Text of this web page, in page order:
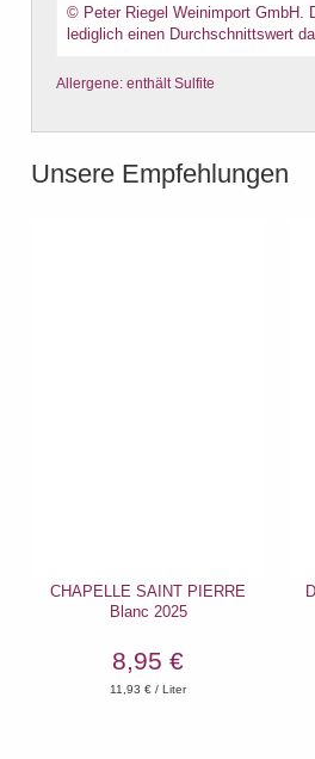
© Peter Riegel Weinimport GmbH.
lediglich einen Durchschnittswert
Allergene: enthält Sulfite
Unsere Empfehlungen
CHAPELLE SAINT PIERRE
Blanc 2025
8,95 €
11,93 € / Liter